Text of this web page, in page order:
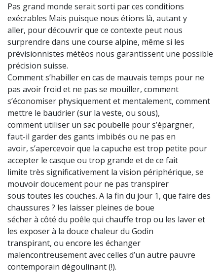
Pas grand monde serait sorti par ces conditions
exécrables Mais puisque nous étions là, autant y
aller, pour découvrir que ce contexte peut nous
surprendre dans une course alpine, même si les
prévisionnistes météos nous garantissent une possible
précision suisse.
Comment s’habiller en cas de mauvais temps pour ne
pas avoir froid et ne pas se mouiller, comment
s’économiser physiquement et mentalement, comment
mettre le baudrier (sur la veste, ou sous),
comment utiliser un sac poubelle pour s’épargner,
faut-il garder des gants imbibés ou ne pas en
avoir, s’apercevoir que la capuche est trop petite pour
accepter le casque ou trop grande et de ce fait
limite très significativement la vision périphérique, se
mouvoir doucement pour ne pas transpirer
sous toutes les couches. A la fin du jour 1, que faire des
chaussures ? les laisser pleines de boue
sécher à côté du poêle qui chauffe trop ou les laver et
les exposer à la douce chaleur du Godin
transpirant, ou encore les échanger
malencontreusement avec celles d’un autre pauvre
contemporain dégoulinant (!).